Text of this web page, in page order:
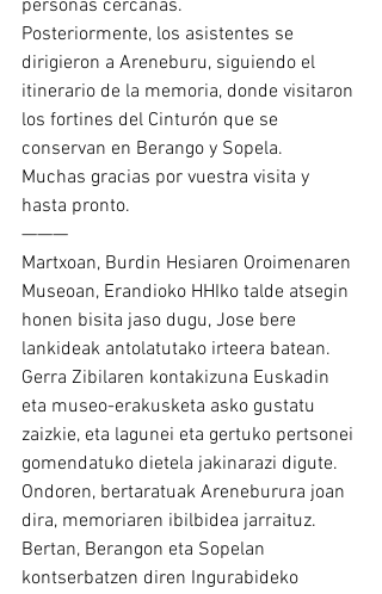
personas cercanas.
Posteriormente, los asistentes se
dirigieron a Areneburu, siguiendo el
itinerario de la memoria, donde visitaron
los fortines del Cinturón que se
conservan en Berango y Sopela.
Muchas gracias por vuestra visita y
hasta pronto.
———
Martxoan, Burdin Hesiaren Oroimenaren
Museoan, Erandioko HHIko talde atsegin
honen bisita jaso dugu, Jose bere
lankideak antolatutako irteera batean.
Gerra Zibilaren kontakizuna Euskadin
eta museo-erakusketa asko gustatu
zaizkie, eta lagunei eta gertuko pertsonei
gomendatuko dietela jakinarazi digute.
Ondoren, bertaratuak Areneburura joan
dira, memoriaren ibilbidea jarraituz.
Bertan, Berangon eta Sopelan
kontserbatzen diren Ingurabideko